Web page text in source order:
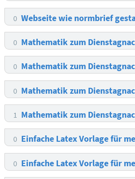
0 Webseite wie normbrief
0 Mathematik zum
0 Mathematik zum
0 Mathematik zum
1 Mathematik zum
0 Einfache Latex Vorlage für
0 Einfache Latex Vorlage für